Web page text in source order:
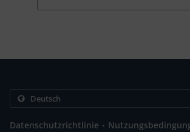
Datenschutzrichtlinie .